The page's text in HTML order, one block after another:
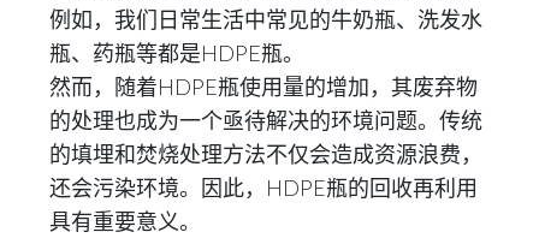
русский язык Español
例如，我们日常生活中常见的牛奶瓶、洗发水
瓶、药瓶等都是HDPE瓶。
然而，随着HDPE瓶使用量的增加，其废弃物
的处理也成为一个亟待解决的环境问题。传统
的填埋和焚烧处理方法不仅会造成资源浪费，
还会污染环境。因此，HDPE瓶的回收再利用
具有重要意义。